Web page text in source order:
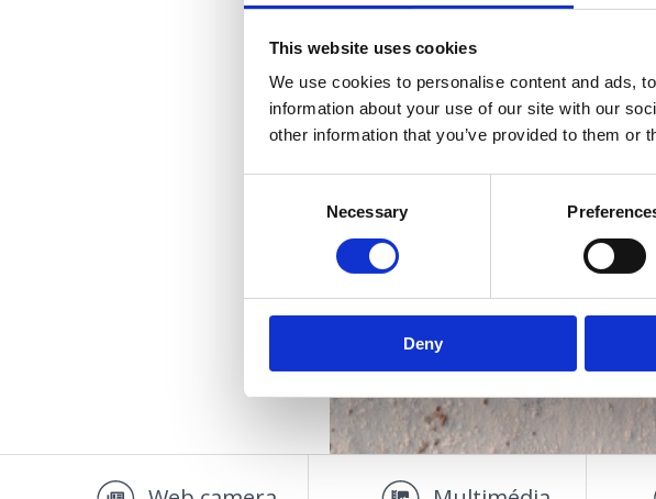
This website uses cookies
We use cookies to personalise content and ads,
information about your use of our site with our
other information that you’ve provided to them or
Necessary
Deny